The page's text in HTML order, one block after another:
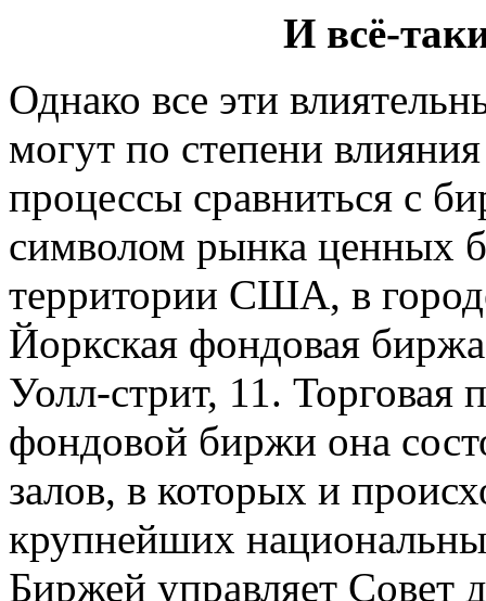
И всё-
Однако все эти
могут по степени
процессы сравниться с
символом рынка ценных
территории США, в
Йоркская фондовая
Уолл-стрит, 11.
фондовой биржи она
залов, в которых и
крупнейших
Биржей управляет Совет